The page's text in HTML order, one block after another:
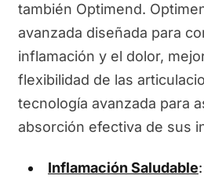
también Optimend.
avanzada diseñada para
inflamación y el dolor,
flexibilidad de las
tecnología avanzada para
absorción efectiva de sus
Inflamación Saludable